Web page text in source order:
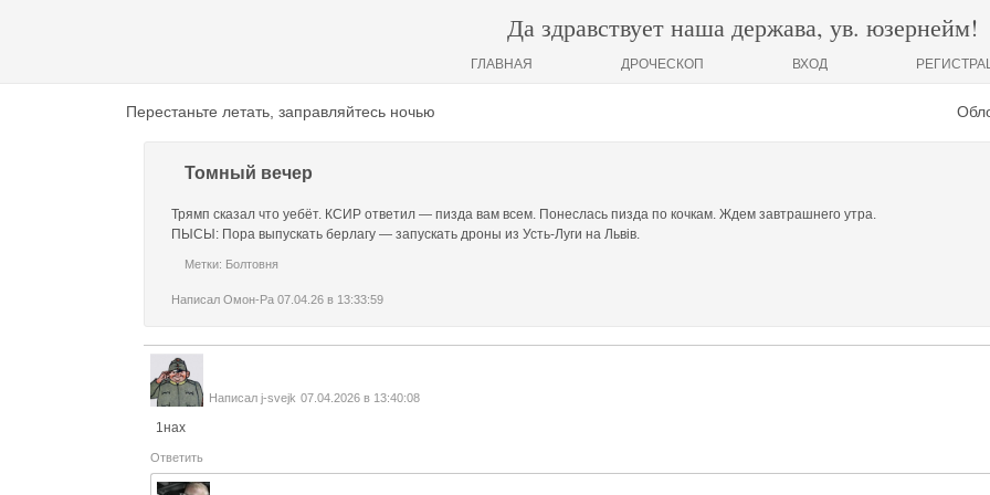
Да здравствует наша держава, ув. юзернейм!
ГЛАВНАЯ ДРОЧЕСКОП ВХОД
Перестаньте летать, заправляйтесь ночью
Томный вечер
Трямп сказал что уебёт. КСИР ответил — пизда вам всем. Понеслась пизда по кочкам. Ждем завтрашнего утра.
ПЫСЫ: Пора выпускать берлагу — запускать дроны из Усть-Луги на Львiв.
Метки: Болтовня
Написал Омон-Ра 07.04.26 в 13:33:59
Написал j-svejk 07.04.2026 в 13:40:08
1нах
Ответить